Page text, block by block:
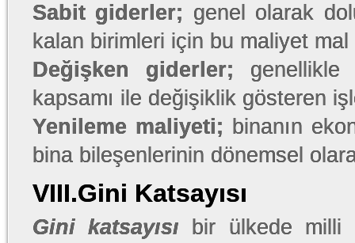
Sabit giderler; genel olarak
kalan birimleri için bu maliyet mal
Değişken giderler; genellikle
kapsamı ile değişiklik gösteren
Yenileme maliyeti; binanın
bina bileşenlerinin dönemsel
VIII.Gini Katsayısı
Gini katsayısı bir ülkede milli